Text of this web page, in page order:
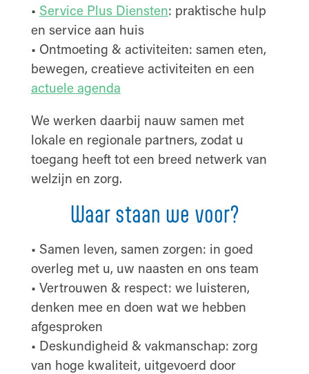
• Service Plus Diensten: praktische hulp
en service aan huis
• Ontmoeting & activiteiten: samen eten,
bewegen, creatieve activiteiten en een
actuele agenda
We werken daarbij nauw samen met
lokale en regionale partners, zodat u
toegang heeft tot een breed netwerk van
welzijn en zorg.
Waar staan we voor?
• Samen leven, samen zorgen: in goed
overleg met u, uw naasten en ons team
• Vertrouwen & respect: we luisteren,
denken mee en doen wat we hebben
afgesproken
• Deskundigheid & vakmanschap: zorg
van hoge kwaliteit, uitgevoerd door